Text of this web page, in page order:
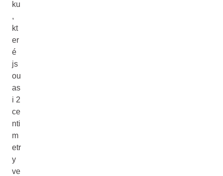
ku
,
kt
er
é
js
ou
as
i 2
ce
nti
m
etr
y
ve